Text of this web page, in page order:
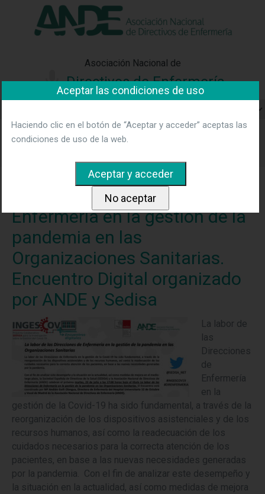
"Ver política"
Asociación Nacional de
Directivos de Enfermería
Home Noticias
La labor de las Direcciones de Enfermería
en la gestión de la pandemia en las Organizaciones Sanitarias.
La labor de las Direcciones de
Enfermería en la gestión de la
pandemia en las
Organizaciones Sanitarias.
Encuentro Digital organizado
por ANDE y Sedisa
La labor de
las
Direcciones
de
Enfermería
en la
gestión de la Covid-19 ha sido fundamental, a través de la
reorganización de los dispositivos asistenciales y de los
recursos humanos, así como la readecuación de los
cuidados necesarios para la correcta atención de los
pacientes, en base a las nuevas necesidades generadas
por la pandemia. Con el fin de analizar este desempeño y
la situación en la actualidad, así como medidas de mejora
Aceptar las condiciones de uso
Haciendo clic en el botón de “Aceptar y acceder” aceptas las
condiciones de uso de la web.